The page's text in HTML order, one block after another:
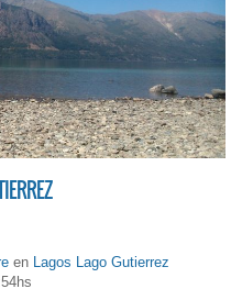
en Lagos Lago Gutierrez